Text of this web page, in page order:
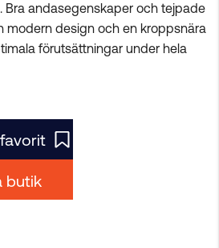
Bra andasegenskaper och tejpade
modern design och en kroppsnära
förutsättningar under hela
butik